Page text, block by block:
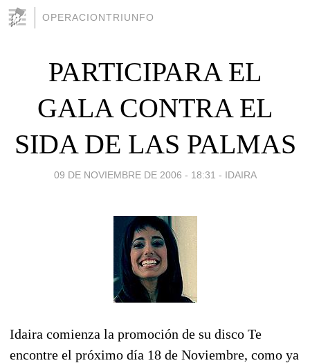
OPERACIONTRIUNFO
PARTICIPARA EL
GALA CONTRA EL
SIDA DE LAS PALMAS
09 DE NOVIEMBRE DE 2006 - 18:31 - IDAIRA
Idaira comienza la promoción de su disco Te
encontre el próximo día 18 de Noviembre, como ya